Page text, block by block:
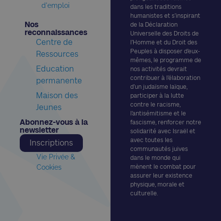
dans les traditions
humanistes et s’inspirant
de la Déclaration
Universelle des Droits de
l’Homme et du Droit des
Peuples à disposer d’eux-
mêmes, le programme de
nos activités devrait
contribuer à l’élaboration
d’un judaïsme laïque,
participer à la lutte
contre le racisme,
l’antisémitisme et le
fascisme, renforcer notre
solidarité avec Israël et
avec toutes les
communautés juives
dans le monde qui
mènent le combat pour
assurer leur existence
physique, morale et
culturelle.
d'emploi
Nos
reconnaissances​
Centre de
Ressources
Education
permanente
Maison des
Jeunes
Abonnez-vous à la
newsletter​
Inscriptions
Vie Privée &
Cookies